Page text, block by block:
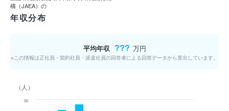
構（JAEA）の
年収分布
平均年収 ??? 万円
※この情報は正社員・契約社員・派遣社員の回答者による回答データから算出しています。
（人）
50